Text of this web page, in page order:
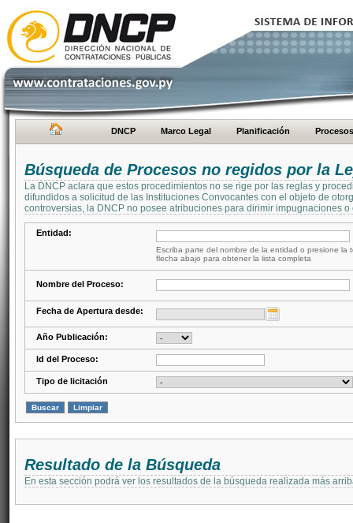
DNCP Marco Legal Planificación Procesos
Búsqueda de Procesos no regidos por la
La DNCP aclara que estos procedimientos no se rige por las reglas y
difundidos a solicitud de las Instituciones Convocantes con el objeto de
controversias, la DNCP no posee atribuciones para dirimir impugnaciones
Entidad:
Escriba parte del nombre de la entidad o presione la
flecha abajo para obtener la lista completa
Nombre del Proceso:
Fecha de Apertura desde:
Año Publicación:
Id del Proceso:
Tipo de licitación
Resultado de la Búsqueda
En esta sección podrá ver los resultados de la búsqueda realizada más